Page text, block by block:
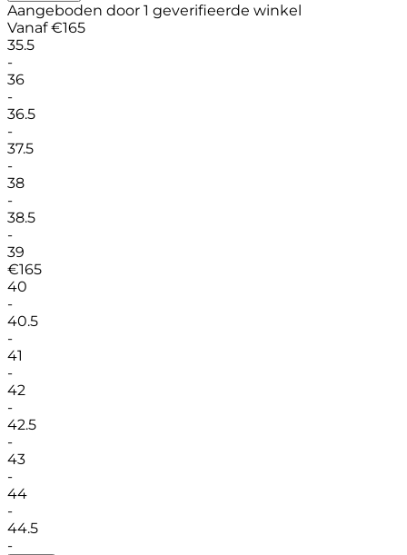
Aangeboden door 1 geverifieerde winkel
Vanaf €165
35.5
-
36
-
36.5
-
37.5
-
38
-
38.5
-
39
€165
40
-
40.5
-
41
-
42
-
42.5
-
43
-
44
-
44.5
-